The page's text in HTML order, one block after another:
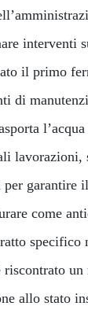
il primo
di
per
come
allo stato